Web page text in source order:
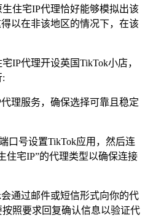
住宅IP代理恰好能够模拟出该
以在非该地区的情况下，在该
IP代理开设英国TikTok小店，
:
理服务，确保选择可靠且稳定
口号设置TikTok应用，然后连
住宅IP”的代理类型以确保连接
通过邮件或短信形式向你的代
照要求回复确认信息以验证代